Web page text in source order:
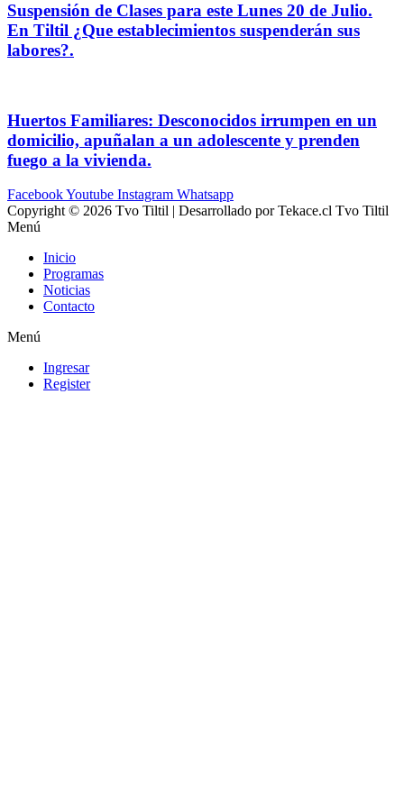
Suspensión de Clases para este Lunes 20 de Julio.
En Tiltil ¿Que establecimientos suspenderán sus
labores?.
Huertos Familiares: Desconocidos irrumpen en un
domicilio, apuñalan a un adolescente y prenden
fuego a la vivienda.
FacebookYoutube Instagram Whatsapp
Copyright © 2026 Tvo Tiltil | Desarrollado por Tekace.cl Tvo Tiltil
Menú
Inicio
Programas
Noticias
Contacto
Menú
Ingresar
Register